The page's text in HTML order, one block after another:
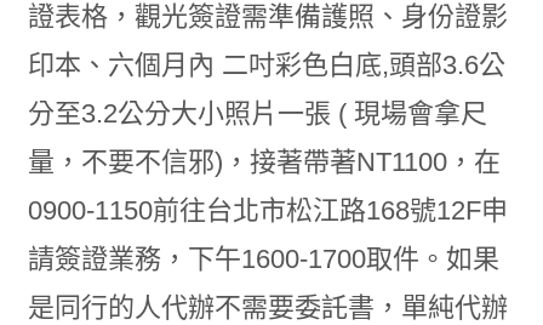
證表格，觀光簽證需準備護照、身份證影
印本、六個月內 二吋彩色白底,頭部3.6公
分至3.2公分大小照片一張 ( 現場會拿尺
量，不要不信邪)，接著帶著NT1100，在
0900-1150前往台北市松江路168號12F申
請簽證業務，下午1600-1700取件。如果
是同行的人代辦不需要委託書，單純代辦